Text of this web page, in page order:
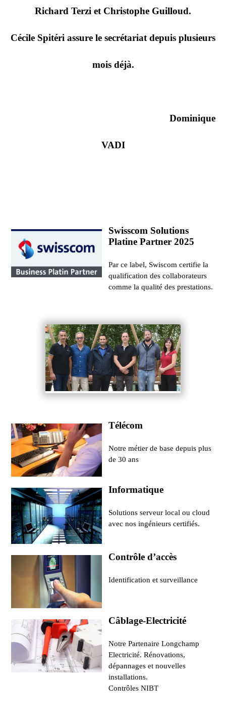
Richard Terzi et Christophe Guilloud.
Cécile Spitéri assure le secrétariat depuis plusieurs
mois déjà.
Dominique
VADI
Swisscom Solutions
Platine Partner 2025
Par ce label, Swiscom certifie la
qualification des collaborateurs
comme la qualité des prestations.
Télécom
Notre métier de base depuis plus
de 30 ans
Informatique
Solutions serveur local ou cloud
avec nos ingénieurs certifiés.
Contrôle d’accès
Identification et surveillance
Câblage-Electricité
Notre Partenaire Longchamp
Electricité. Rénovations,
dépannages et nouvelles
installations.
Contrôles NIBT